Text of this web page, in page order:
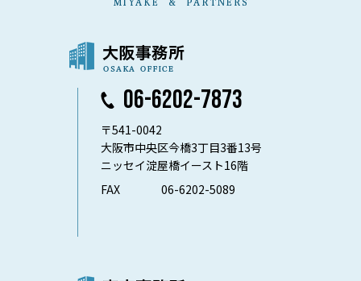
06-6202-7873
〒541-0042
大阪市中央区今橋3丁目3番13号
ニッセイ淀屋橋イースト16階
FAX
06-6202-5089